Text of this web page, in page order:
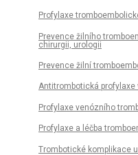
Profylaxe
Prevence žilního
chirurgii, urologii
Prevence žilní
Antitrombotická profylaxe
Profylaxe venózního
Profylaxe a léčba
Trombotické komplikace